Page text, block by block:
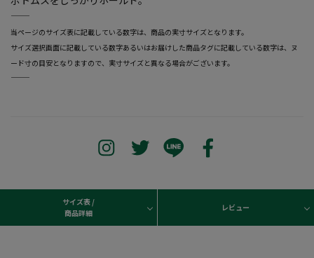
―――――――――――――――――――――――
当ページのサイズ表に記載している数字は、商品の実寸サイズとなります。
サイズ選択画面に記載している数字あるいはお届けした商品タグに記載している数字は、ヌ
ード寸の目安となりますので、実寸サイズと異なる場合がございます。
―――――――――――――――――――――――
サイズ表 /
商品詳細
レビュー